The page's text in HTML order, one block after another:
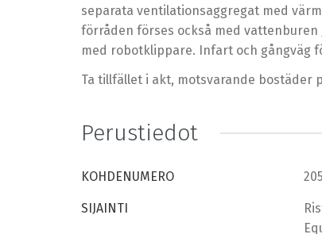
separata ventilationsaggregat med
förråden förses också med
med robotklippare. Infart och gångväg
Ta tillfället i akt, motsvarande bostäder
Perustiedot
KOHDENUMERO
SIJAINTI